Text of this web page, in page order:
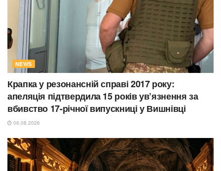
NEWS
Крапка у резонансній справі 2017 року:
апеляція підтвердила 15 років ув’язнення за
вбивство 17-річної випускниці у Вишнівці
06.08.2026